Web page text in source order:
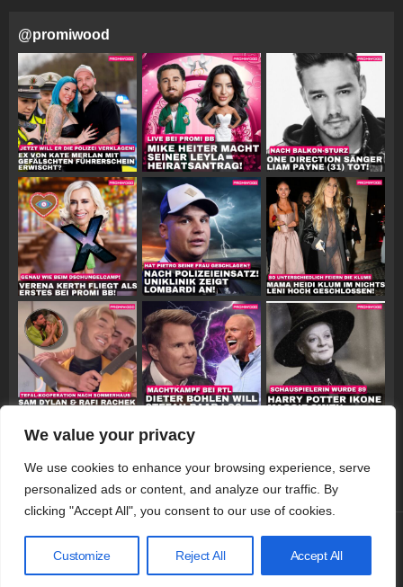
We value your privacy
We use cookies to enhance your browsing experience, serve
personalized ads or content, and analyze our traffic. By
clicking "Accept All", you consent to our use of cookies.
Customize Reject All Accept All
@promiwood
Follow on Instagram
Datenschutzerklärung Impressum